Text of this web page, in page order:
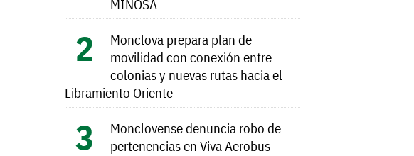
MINOSA
Monclova prepara plan de
movilidad con conexión entre
colonias y nuevas rutas hacia el
Libramiento Oriente
Monclovense denuncia robo de
pertenencias en Viva Aerobus